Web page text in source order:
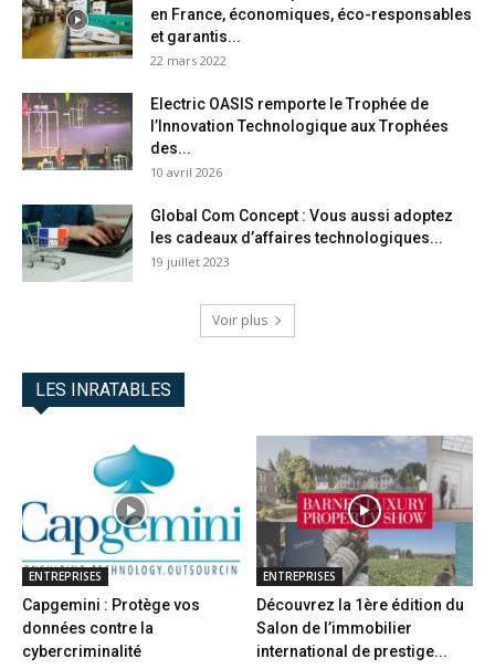
en France, économiques, éco-responsables
et garantis...
22 mars 2022
Electric OASIS remporte le Trophée de
l’Innovation Technologique aux Trophées
des...
10 avril 2026
Global Com Concept : Vous aussi adoptez
les cadeaux d’affaires technologiques...
19 juillet 2023
Voir plus
LES INRATABLES
ENTREPRISES
Capgemini : Protège vos
données contre la
cybercriminalité
ENTREPRISES
Découvrez la 1ère édition du
Salon de l’immobilier
international de prestige...